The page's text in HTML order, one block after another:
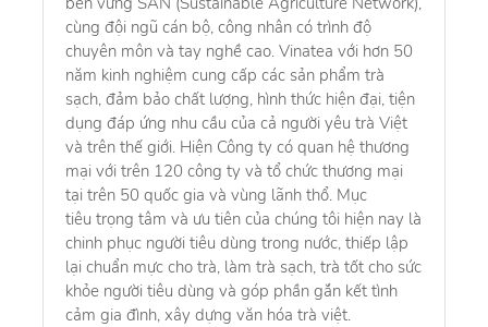
cùng đội ngũ cán bộ, công nhân có trình độ
chuyên môn và tay nghề cao. Vinatea với hơn 50
năm kinh nghiệm cung cấp các sản phẩm trà
sạch, đảm bảo chất lượng, hình thức hiện đại, tiện
dụng đáp ứng nhu cầu của cả người yêu trà Việt
và trên thế giới. Hiện Công ty có quan hệ thương
mại với trên 120 công ty và tổ chức thương mại
tại trên 50 quốc gia và vùng lãnh thổ. Mục
tiêu trọng tâm và ưu tiên của chúng tôi hiện nay là
chinh phục người tiêu dùng trong nước, thiếp lập
lại chuẩn mực cho trà, làm trà sạch, trà tốt cho sức
khỏe người tiêu dùng và góp phần gắn kết tình
cảm gia đình, xây dựng văn hóa trà việt.